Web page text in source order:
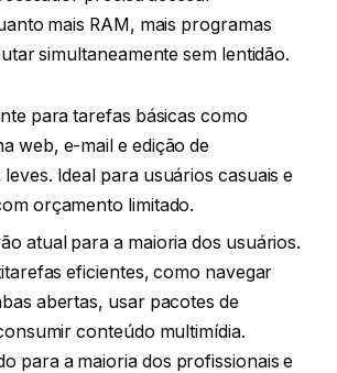
mais RAM, mais programas
simultaneamente sem lentidão.
para tarefas básicas como
web, e-mail e edição de
Ideal para usuários casuais e
orçamento limitado.
atual para a maioria dos usuários.
eficientes, como navegar
abertas, usar pacotes de
conteúdo multimídia.
para a maioria dos profissionais e